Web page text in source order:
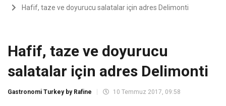
Hafif, taze ve doyurucu salatalar için adres Delimonti
Hafif, taze ve doyurucu
salatalar için adres Delimonti
Gastronomi Turkey by Rafine 10 Temmuz 2017, 09:58